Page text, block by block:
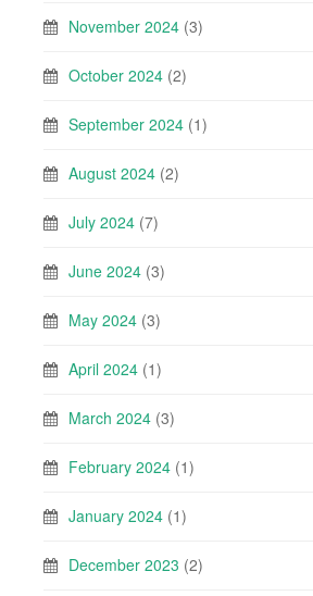
November 2024 (3)
October 2024 (2)
September 2024 (1)
August 2024 (2)
July 2024 (7)
June 2024 (3)
May 2024 (3)
April 2024 (1)
March 2024 (3)
February 2024 (1)
January 2024 (1)
December 2023 (2)